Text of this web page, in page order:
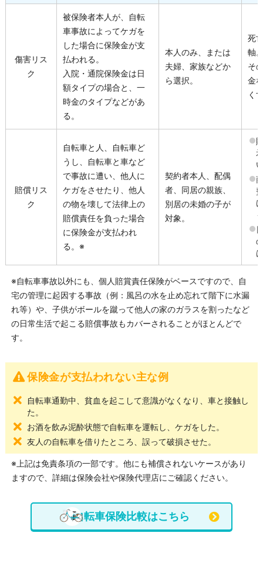
傷害リス
ク
被保険者本人が、自転
車事故によってケガを
した場合に保険金が支
払われる。
入院・通院保険金は日
額タイプの場合と、一
時金のタイプなどがあ
る。
本人のみ、または
夫婦、家族などか
ら選択。
死
軸
そ
金
く
賠償リス
ク
自転車と人、自転車ど
うし、自転車と車など
で事故に遭い、他人に
ケガをさせたり、他人
の物を壊して法律上の
賠償責任を負った場合
に保険金が支払われ
る。※
契約者本人、配偶
者、同居の親族、
別居の未婚の子が
対象。
※自転車事故以外にも、個人賠賞責任保険がベースですので、自
宅の管理に起因する事故（例：風呂の水を止め忘れて階下に水漏
れ等）や、子供がボールを蹴って他人の家のガラスを割ったなど
の日常生活で起こる賠償事故もカバーされることがほとんどで
す。
保険金が支払われない主な例
自転車通勤中、貧血を起こして意識がなくなり、車と接触し
た。
お酒を飲み泥酔状態で自転車を運転し、ケガをした。
友人の自転車を借りたところ、誤って破損させた。
※上記は免責条項の一部です。他にも補償されないケースがあり
ますので、詳細は保険会社や保険代理店にご確認ください。
自転車保険比較はこちら